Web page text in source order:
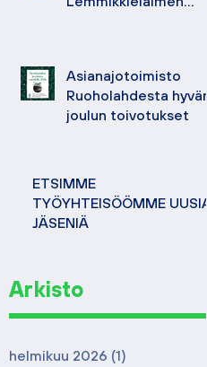
Asianajotoimisto
Ruoholahdesta hyvän
joulun toivotukset
ETSIMME
TYÖYHTEISÖÖMME UUSIA
JÄSENIÄ
Arkisto
helmikuu 2026 (1)